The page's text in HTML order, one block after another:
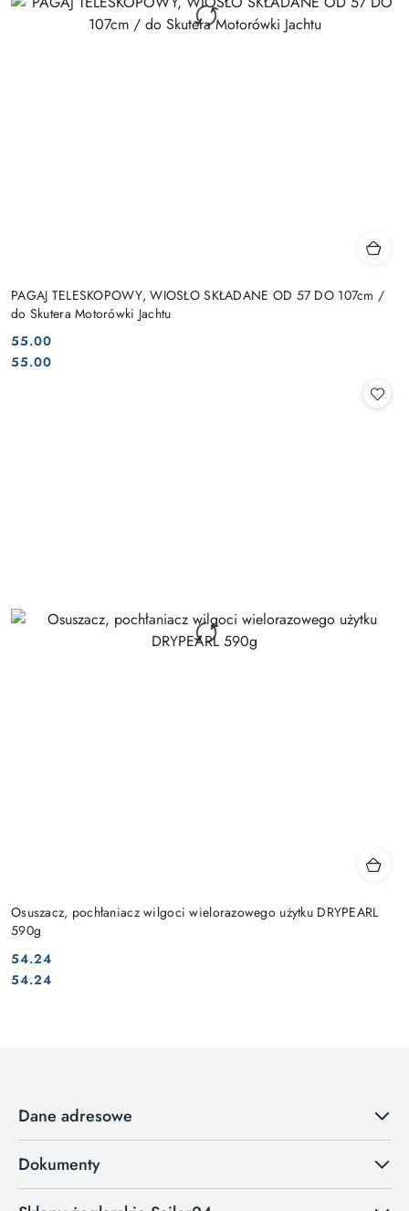
PAGAJ TELESKOPOWY, WIOSŁO SKŁADANE OD 57 DO 107cm /
do Skutera Motorówki Jachtu
Cena:
55.00
Cena:
55.00
Osuszacz, pochłaniacz wilgoci wielorazowego użytku DRYPEARL
590g
Cena:
54.24
Cena:
54.24
Dane adresowe
Dokumenty